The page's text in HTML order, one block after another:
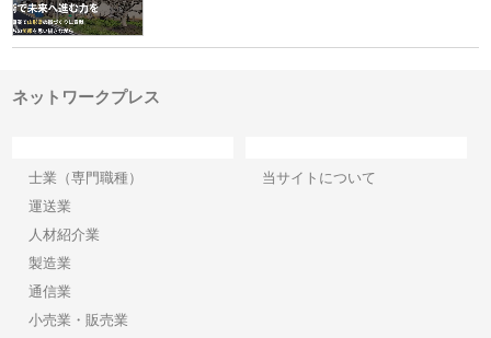
ネットワークプレス
士業（専門職種）
運送業
人材紹介業
製造業
通信業
小売業・販売業
当サイトについて